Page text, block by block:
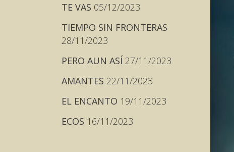
TE VAS 05/12/2023
TIEMPO SIN FRONTERAS
28/11/2023
PERO AUN ASÍ 27/11/2023
AMANTES 22/11/2023
EL ENCANTO 19/11/2023
ECOS 16/11/2023